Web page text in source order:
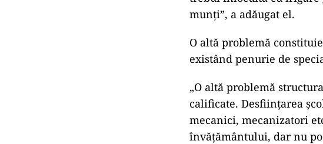
munţi”, a adăugat el.
O altă problemă
existând penurie de
„O altă problemă
calificate. Desfiinţarea
mecanici, mecanizatori
învăţământului, dar nu